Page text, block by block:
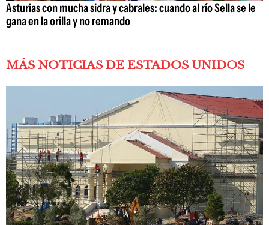
Asturias con mucha sidra y cabrales: cuando al río Sella se le
gana en la orilla y no remando
MÁS NOTICIAS DE ESTADOS UNIDOS